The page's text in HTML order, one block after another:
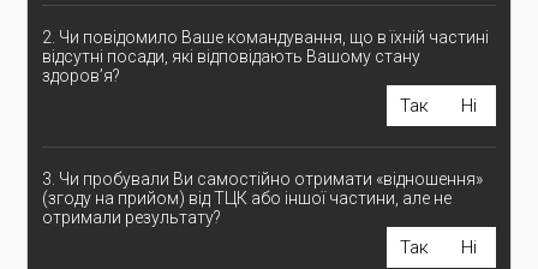
2. Чи повідомило Ваше командування, що в їхній частині
відсутні посади, які відповідають Вашому стану
здоров’я?
Так Ні
3. Чи пробували Ви самостійно отримати «відношення»
(згоду на прийом) від ТЦК або іншої частини, але не
отримали результату?
Так Ні